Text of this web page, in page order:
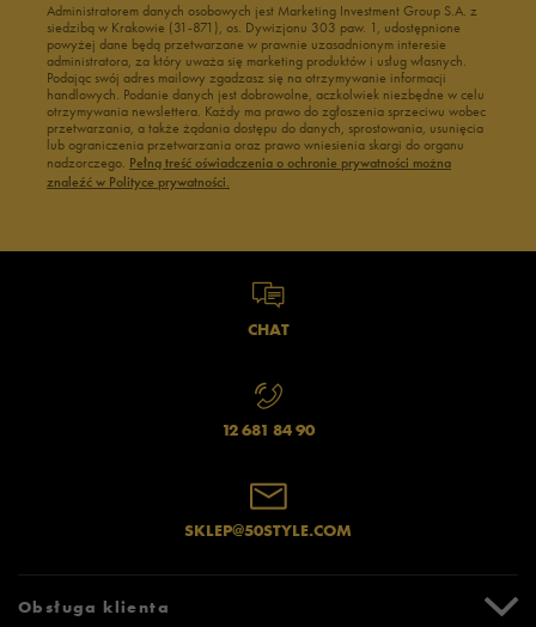
Administratorem danych osobowych jest Marketing Investment Group S.A. z
siedzibą w Krakowie (31-871), os. Dywizjonu 303 paw. 1, udostępnione
powyżej dane będą przetwarzane w prawnie uzasadnionym interesie
administratora, za który uważa się marketing produktów i usług własnych.
Podając swój adres mailowy zgadzasz się na otrzymywanie informacji
handlowych. Podanie danych jest dobrowolne, aczkolwiek niezbędne w celu
otrzymywania newslettera. Każdy ma prawo do zgłoszenia sprzeciwu wobec
przetwarzania, a także żądania dostępu do danych, sprostowania, usunięcia
lub ograniczenia przetwarzania oraz prawo wniesienia skargi do organu
nadzorczego. Pełną treść oświadczenia o ochronie prywatności można
znaleźć w Polityce prywatności.
CHAT
12 681 84 90
SKLEP@50STYLE.COM
Obsługa klienta